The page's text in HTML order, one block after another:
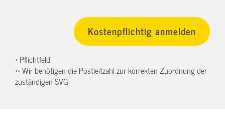
* Pflichtfeld
** Wir benötigen die Postleitzahl zur korrekten Zuordnung der
zuständigen SVG